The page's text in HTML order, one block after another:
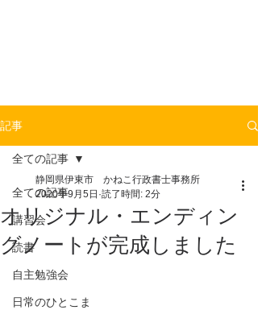
記事
全ての記事
講習会
読書
自主勉強会
日常のひとこま
全ての記事
オリジナル・エンディン
グノートが完成しました
静岡県伊東市 かねこ行政書士事務所
2020年9月5日 読了時間: 2分